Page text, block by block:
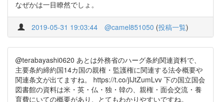
なぜかは一目瞭然でしょ。
2019-05-31 19:03:44 @camel851050 (投稿一覧)
@terabayashi0620 あとは外務省のハーグ条約関連資料で、
主要条約締約国14カ国の親権・監護権に関連する法令概要や
関連条文が出てますね。 https://t.co/jIJtZumLvv 下の国立国会
図書館の資料は米・英・仏・独・韓の、親権・面会交流・養
育費にいての概要があり、とてもわかりやすいですね。